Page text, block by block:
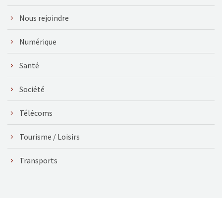
Nous rejoindre
Numérique
Santé
Société
Télécoms
Tourisme / Loisirs
Transports